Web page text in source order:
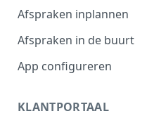
Afspraken inplannen
Afspraken in de buurt
App configureren
KLANTPORTAAL